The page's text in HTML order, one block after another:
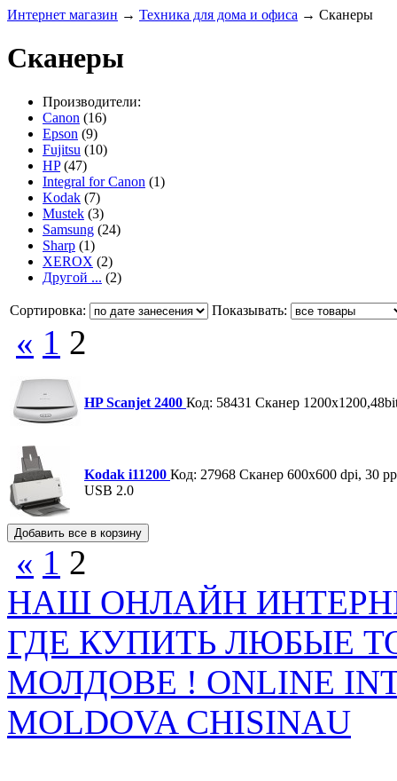
Интернет магазин → Техника для дома и офиса → Сканеры
Сканеры
Производители:
Canon (16)
Epson (9)
Fujitsu (10)
HP(47)
Integral for Canon (1)
Kodak (7)
Mustek (3)
Samsung (24)
Sharp (1)
XEROX (2)
Другой ... (2)
Сортировка: Показывать:
« 1 2
HP Scanjet 2400 Код: 58431 Сканер
Kodak i11200 Код: 27968 Сканер 600x600 dpi, 30
USB 2.0
« 1 2
НАШ ОНЛАЙН
ГДЕ КУПИТЬ ЛЮБЫЕ
МОЛДОВЕ ! ONLINE
MOLDOVA CHISINAU